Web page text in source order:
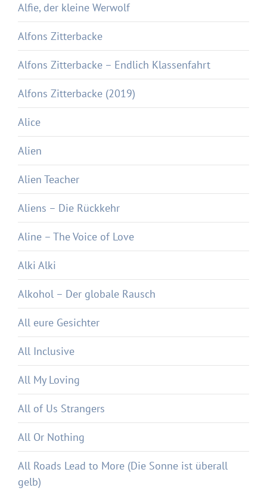
Alfie, der kleine Werwolf
Alfons Zitterbacke
Alfons Zitterbacke – Endlich Klassenfahrt
Alfons Zitterbacke (2019)
Alice
Alien
Alien Teacher
Aliens – Die Rückkehr
Aline – The Voice of Love
Alki Alki
Alkohol – Der globale Rausch
All eure Gesichter
All Inclusive
All My Loving
All of Us Strangers
All Or Nothing
All Roads Lead to More (Die Sonne ist überall
gelb)